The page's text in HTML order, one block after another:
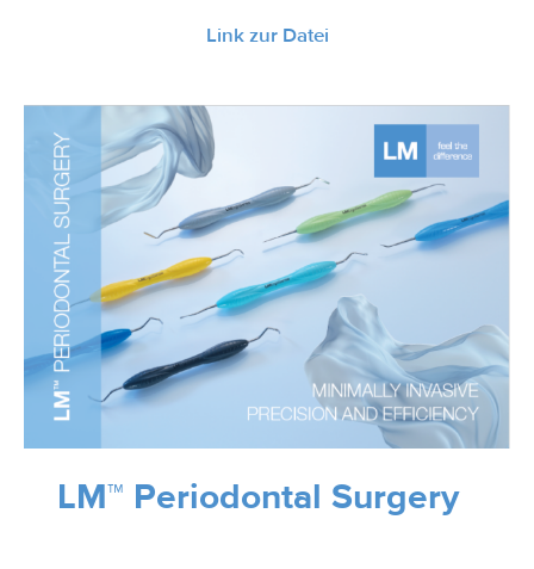
Link zur Datei
LM™ Periodontal Surgery